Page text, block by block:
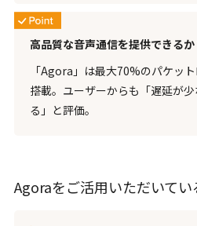
高品質な音声通信を提供できるか
「Agora」は最大70%のパケッ
搭載。ユーザーからも「遅延が
る」と評価。
Agoraをご活用いただいて